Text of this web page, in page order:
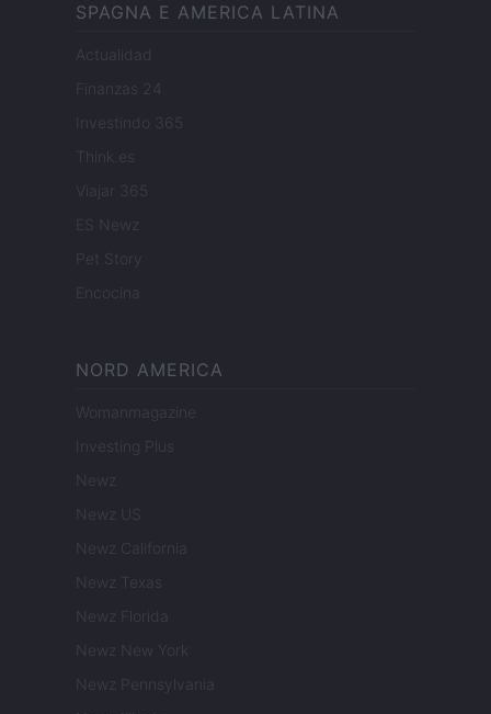
SPAGNA E AMERICA LATINA
Actualidad
Finanzas 24
Investindo 365
Think.es
Viajar 365
ES Newz
Pet Story
Encocina
NORD AMERICA
Womanmagazine
Investing Plus
Newz
Newz US
Newz California
Newz Texas
Newz Florida
Newz New York
Newz Pennsylvania